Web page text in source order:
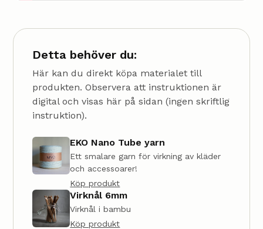
Detta behöver du:
Här kan du direkt köpa materialet till
produkten. Observera att instruktionen är
digital och visas här på sidan (ingen skriftlig
instruktion).
EKO Nano Tube yarn
Ett smalare garn för virkning av kläder
och accessoarer!
Köp produkt
Virknål 6mm
Virknål i bambu
Köp produkt